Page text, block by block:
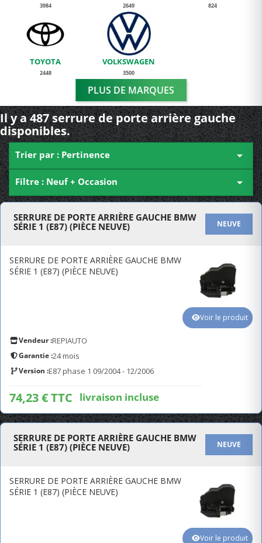
3984 2649 824
TOYOTA
2448
VOLKSWAGEN
3500
PLUS DE MARQUES
Il y a 487 serrure de porte arrière gauche
disponibles.
Trier par : Pertinence 
Filtre : Neuf + Occasion 
SERRURE DE PORTE ARRIÈRE GAUCHE BMW
SÉRIE 1 (E87) (PIÈCE NEUVE)
NEUVE
SERRURE DE PORTE ARRIÈRE GAUCHE BMW
SÉRIE 1 (E87) (PIÈCE NEUVE)
Vendeur :REPIAUTO
Garantie :24 mois
Version :E87 phase 1 09/2004 - 12/2006
74,23 € TTC livraison incluse
Voir le produit
SERRURE DE PORTE ARRIÈRE GAUCHE BMW
SÉRIE 1 (E87) (PIÈCE NEUVE)
NEUVE
SERRURE DE PORTE ARRIÈRE GAUCHE BMW
SÉRIE 1 (E87) (PIÈCE NEUVE)
Voir le produit